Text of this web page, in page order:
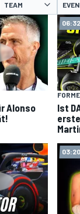
TEAM
Alonso
06:32
Ist
03:20